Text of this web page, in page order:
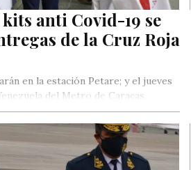
anti Covid-19 se
de la Cruz Roja
en la estación Petare; y el jueves
del Metro de Caracas.